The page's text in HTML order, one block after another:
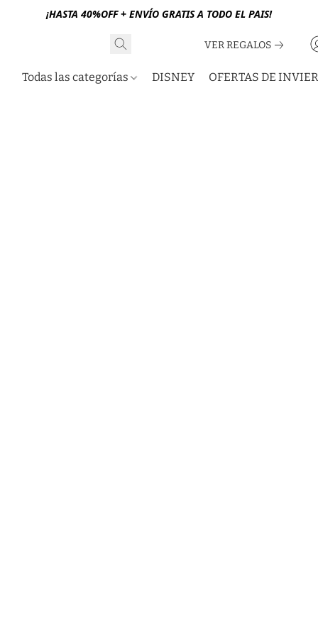
¡HASTA 40%OFF + ENVÍO GRATIS A TODO EL PAIS!
VER REGALOS
Todas las categorías DISNEY OFERTAS DE